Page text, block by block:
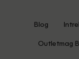
Blog
Outletmag